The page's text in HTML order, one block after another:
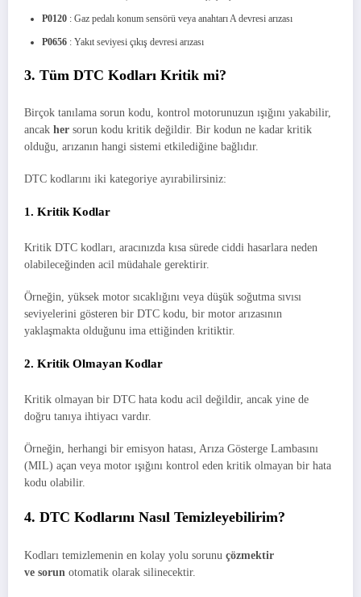
P0120 : Gaz pedalı konum sensörü veya anahtarı A devresi arızası
P0656 : Yakıt seviyesi çıkış devresi arızası
3. Tüm DTC Kodları Kritik mi?
Birçok tanılama sorun kodu, kontrol motorunuzun ışığını yakabilir,
ancak her sorun kodu kritik değildir. Bir kodun ne kadar kritik
olduğu, arızanın hangi sistemi etkilediğine bağlıdır.
DTC kodlarını iki kategoriye ayırabilirsiniz:
1. Kritik Kodlar
Kritik DTC kodları, aracınızda kısa sürede ciddi hasarlara neden
olabileceğinden acil müdahale gerektirir.
Örneğin, yüksek motor sıcaklığını veya düşük soğutma sıvısı
seviyelerini gösteren bir DTC kodu, bir motor arızasının
yaklaşmakta olduğunu ima ettiğinden kritiktir.
2. Kritik Olmayan Kodlar
Kritik olmayan bir DTC hata kodu acil değildir, ancak yine de
doğru tanıya ihtiyacı vardır.
Örneğin, herhangi bir emisyon hatası, Arıza Gösterge Lambasını
(MIL) açan veya motor ışığını kontrol eden kritik olmayan bir hata
kodu olabilir.
4. DTC Kodlarını Nasıl Temizleyebilirim?
Kodları temizlemenin en kolay yolu sorunu çözmektir
ve sorun otomatik olarak silinecektir.